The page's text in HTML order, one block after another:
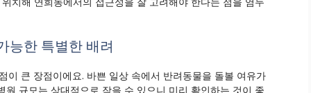
능한 특별한 배려
이 큰 장점이에요. 바쁜 일상 속에서 반려동물을 돌볼 여유가
규모는 상대적으로 작을 수 있으니 미리 확인하는 것이 좋